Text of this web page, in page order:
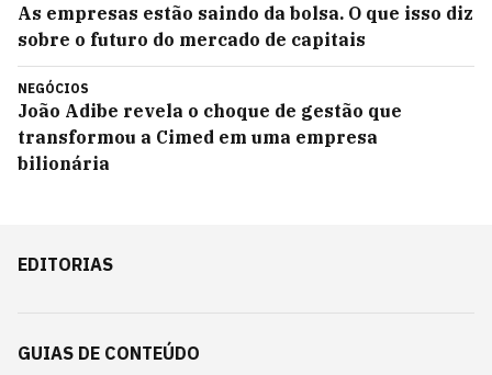
As empresas estão saindo da bolsa. O que isso diz
sobre o futuro do mercado de capitais
NEGÓCIOS
João Adibe revela o choque de gestão que
transformou a Cimed em uma empresa
bilionária
EDITORIAS
GUIAS DE CONTEÚDO